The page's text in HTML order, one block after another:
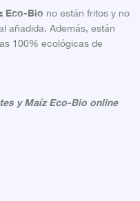
Eco-Bio no están fritos y no
añadida. Además, están
100% ecológicas de
y Maíz Eco-Bio online